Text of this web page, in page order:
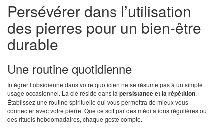
Persévérer dans l’utilisation
des pierres pour un bien-être
durable
Une routine quotidienne
Intégrer l’obsidienne dans votre quotidien ne se résume pas à un simple
usage occasionnel. La clé réside dans la persistance et la répétition.
Établissez une routine spirituelle qui vous permettra de mieux vous
connecter avec votre pierre. Que ce soit par des méditations régulières ou
des rituels hebdomadaires, chaque geste compte.